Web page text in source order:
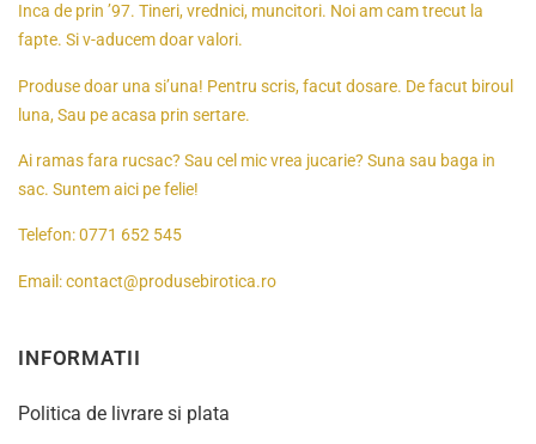
Inca de prin ’97. Tineri, vrednici, muncitori. Noi am cam trecut la
fapte. Si v-aducem doar valori.
Produse doar una si’una! Pentru scris, facut dosare. De facut biroul
luna, Sau pe acasa prin sertare.
Ai ramas fara rucsac? Sau cel mic vrea jucarie? Suna sau baga in
sac. Suntem aici pe felie!
Telefon:0771 652 545
Email:contact@produsebirotica.ro
INFORMATII
Politica de livrare si plata